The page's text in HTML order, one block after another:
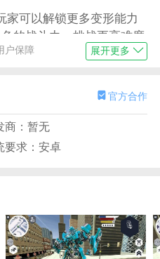
家可以解锁更多变形能力
的战斗力，挑战更高难度
操作来控制角色变形，快
中的各种需求；
务，玩家需要完成指定
的技能和战斗方式，玩
适的变形形态，发挥最大
户保障 展开更多
官方合作
商：暂无
要求：安卓